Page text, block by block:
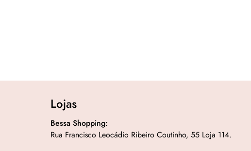
Lojas
Bessa Shopping:
Rua Francisco Leocádio Ribeiro Coutinho, 55 Loja 114.